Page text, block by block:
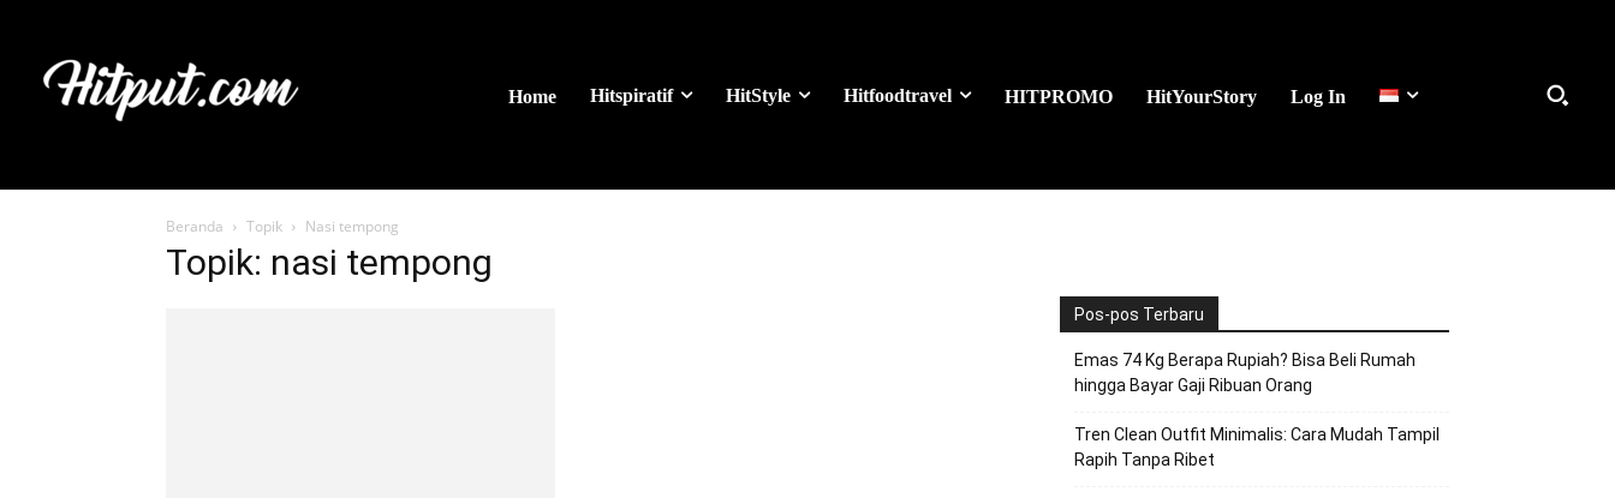
Home Hitspiratif HitStyle Hitfoodtravel HITPROMO HitYourStory Log In
Beranda Topik Nasi tempong
Topik: nasi tempong
Pos-pos Terbaru
Emas 74 Kg Berapa Rupiah? Bisa Beli Rumah
hingga Bayar Gaji Ribuan Orang
Tren Clean Outfit Minimalis: Cara Mudah Tampil
Rapih Tanpa Ribet